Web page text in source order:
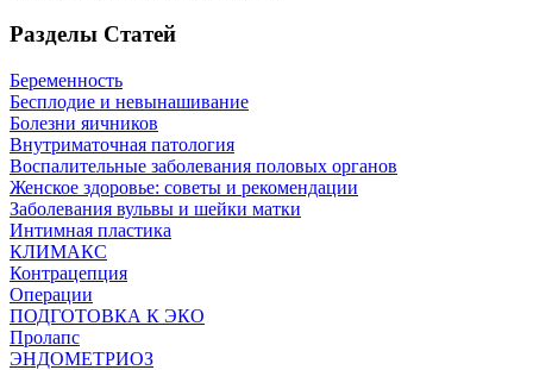
Разделы Статей
Беременность
Бесплодие и невынашивание
Болезни яичников
Внутриматочная патология
Воспалительные заболевания половых органов
Женское здоровье: советы и рекомендации
Заболевания вульвы и шейки матки
Интимная пластика
КЛИМАКС
Контрацепция
Операции
ПОДГОТОВКА К ЭКО
Пролапс
ЭНДОМЕТРИОЗ